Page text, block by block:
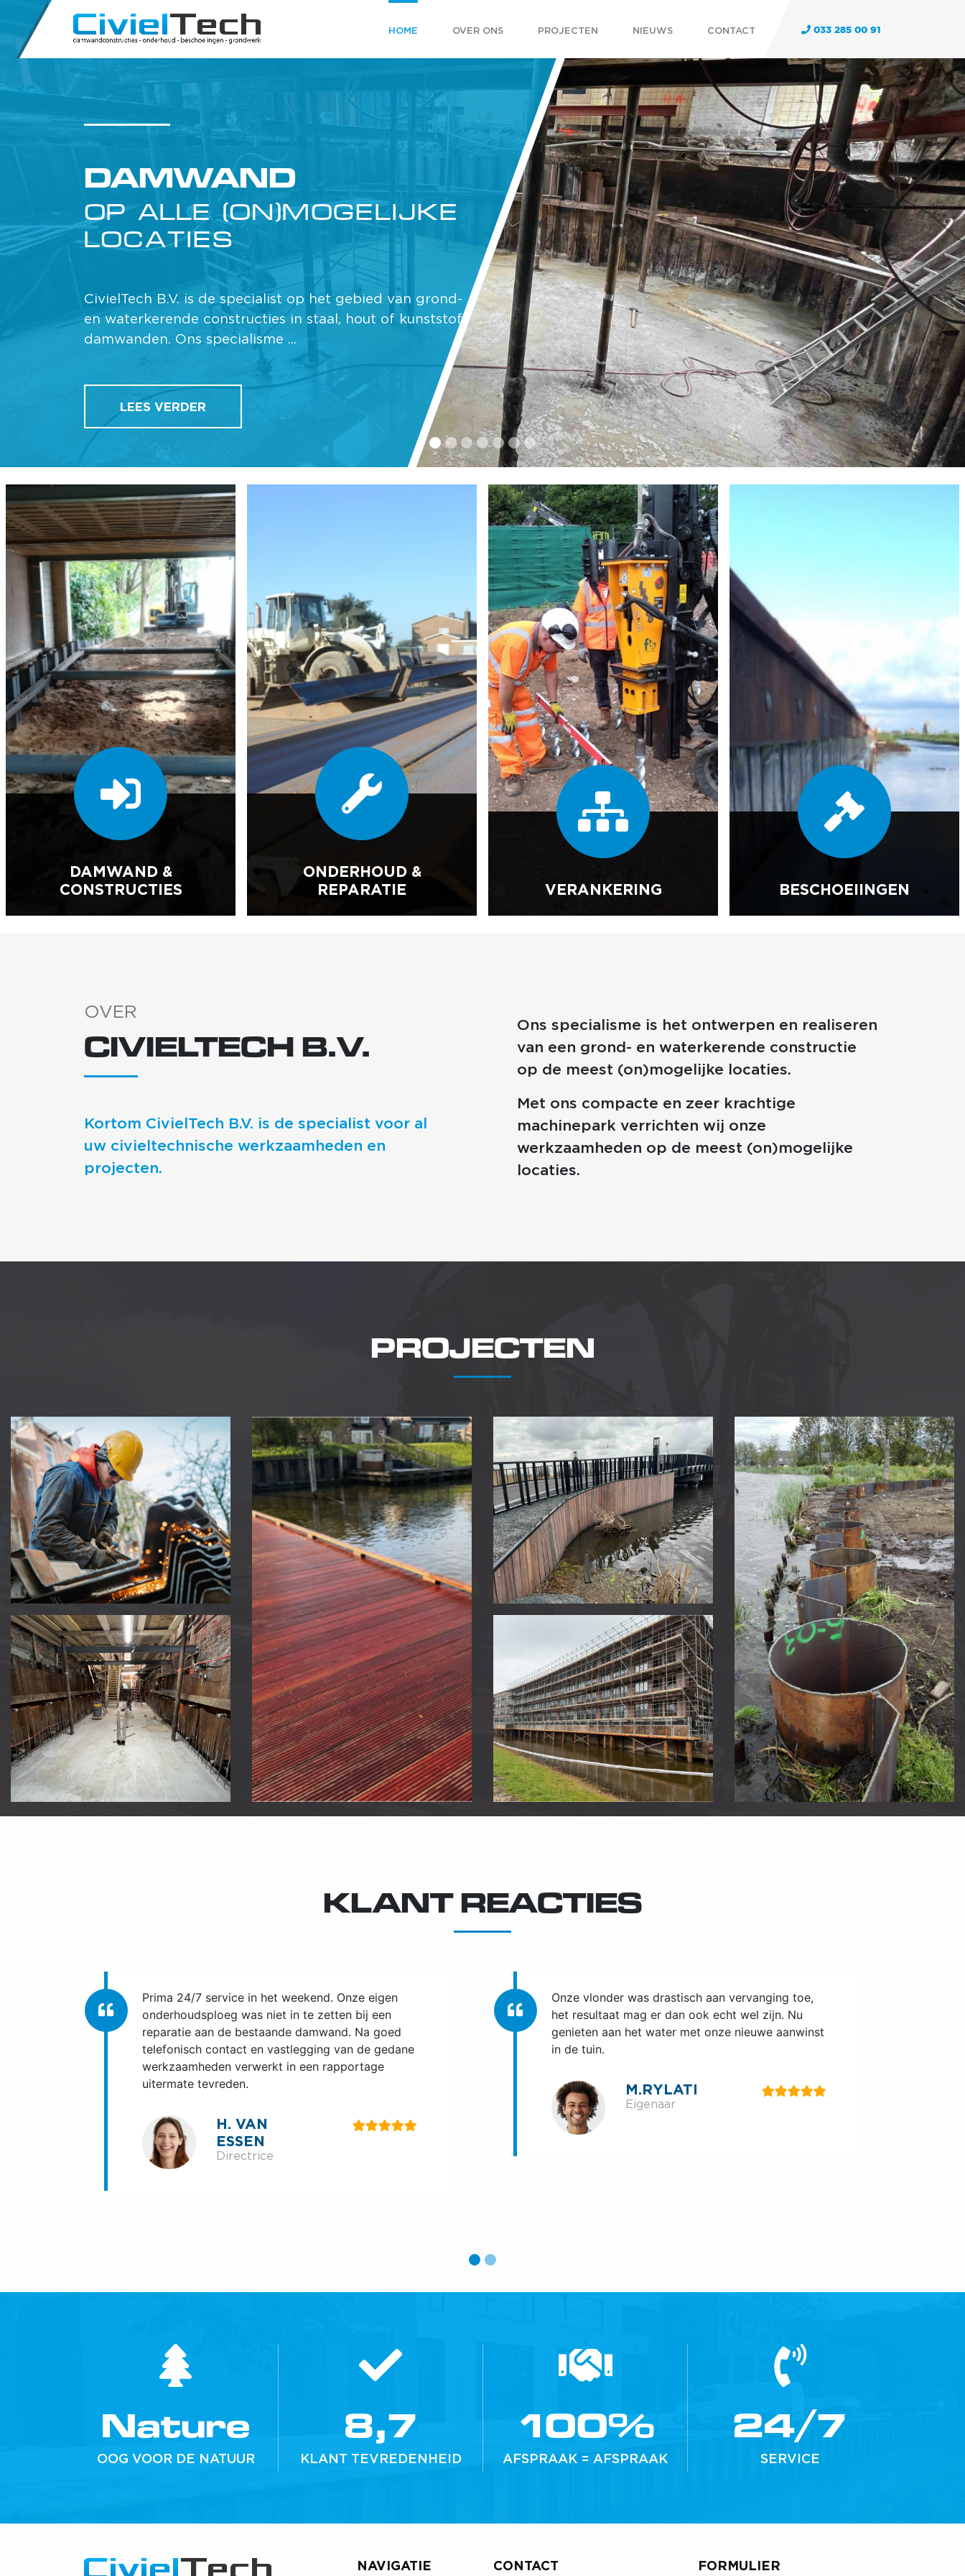
HOME OVER ONS PROJECTEN NIEUWS CONTACT 033 285 00 91
OPLOSSING-
GERICHT
TE WERK GAAN
Wat de omvang van het project ook mag zijn, bij
CivielTech B.V. zijn we oplossingsgericht en denken wij
mee met onze opdrachtgever. Samen ...
LEES VERDER
DAMWAND &
CONSTRUCTIES
ONDERHOUD &
REPARATIE
VERANKERING BESCHOEIINGEN
OVER
CIVIELTECH B.V.
Kortom CivielTech B.V. is de specialist voor al
uw civieltechnische werkzaamheden en
projecten.
Ons specialisme is het ontwerpen en realiseren
van een grond- en waterkerende constructie
op de meest (on)mogelijke locaties.
Met ons compacte en zeer krachtige
machinepark verrichten wij onze
werkzaamheden op de meest (on)mogelijke
locaties.
PROJECTEN
KLANT REACTIES
Nette prijs en binnen 2 dagen een keurige offerte.
Contact was vanaf het begin tot het eind zeer
goed. Wij zijn als gemeente dan ook zeer te
spreken over de gedane werkzaamheden en de
bijhorende tijd/planning welke hiermee gemoeid
was.
DIJKGRAAF
Beheerder
De mannen van CivielTech B.V. zijn dag en nacht
bereikbaar en stonden werkelijk altijd voor ons
klaar. Prima vakwerk en geen no-nonsens met als
resultaat dat alles binnen de planning gereed was.
VOSSEN
Projectleider
Nature
OOG VOOR DE NATUUR
8,7
KLANT TEVREDENHEID
100%
AFSPRAAK = AFSPRAAK
24/7
SERVICE
NAVIGATIE CONTACT FORMULIER